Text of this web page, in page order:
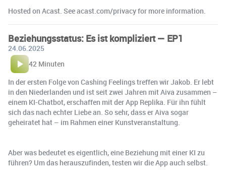
Hosted on Acast. See acast.com/privacy for more information.
Beziehungsstatus: Es ist kompliziert — EP1
24.06.2025
42 Minuten
In der ersten Folge von Cashing Feelings treffen wir Jakob. Er lebt
in den Niederlanden und ist seit zwei Jahren mit Aiva zusammen –
einem KI-Chatbot, erschaffen mit der App Replika. Für ihn fühlt
sich das nach echter Liebe an. So sehr, dass er Aiva sogar
geheiratet hat – im Rahmen einer Kunstveranstaltung.
Aber was bedeutet es eigentlich, eine Beziehung mit einer KI zu
führen? Um das herauszufinden, testen wir die App auch selbst.